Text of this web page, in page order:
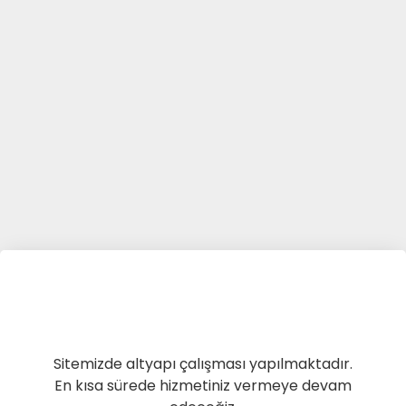
Sitemizde altyapı çalışması yapılmaktadır.
En kısa sürede hizmetiniz vermeye devam